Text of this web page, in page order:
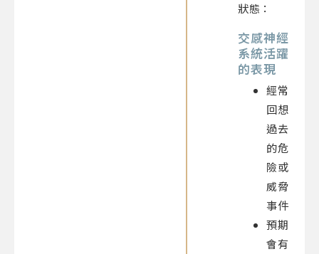
狀態：
交感神經
系統活躍
的表現
經常
回想
過去
的危
險或
威脅
事件
預期
會有